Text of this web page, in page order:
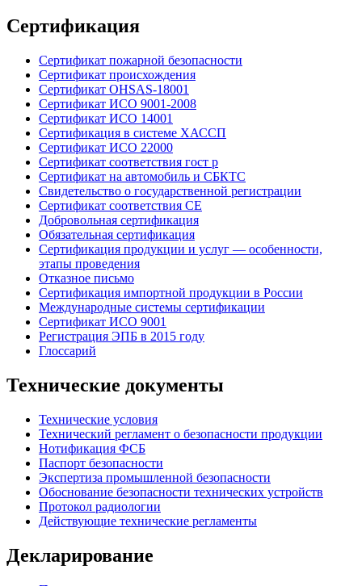
Сертификация
Сертификат пожарной безопасности
Сертификат происхождения
Сертификат OHSAS-18001
Сертификат ИСО 9001-2008
Сертификат ИСО 14001
Сертификация в системе ХАССП
Сертификат ИСО 22000
Сертификат соответствия гост р
Сертификат на автомобиль и СБКТС
Свидетельство о государственной регистрации
Сертификат соответствия СЕ
Добровольная сертификация
Обязательная сертификация
Сертификация продукции и услуг — особенности,
этапы проведения
Отказное письмо
Сертификация импортной продукции в России
Международные системы сертификации
Сертификат ИСО 9001
Регистрация ЭПБ в 2015 году
Глоссарий
Технические документы
Технические условия
Технический регламент о безопасности продукции
Нотификация ФСБ
Паспорт безопасности
Экспертиза промышленной безопасности
Обоснование безопасности технических устройств
Протокол радиологии
Действующие технические регламенты
Декларирование